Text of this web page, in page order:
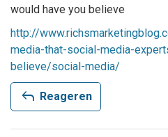
would have you believe
http://
media-that-social-media-
believe/social-media/
reply Reageren